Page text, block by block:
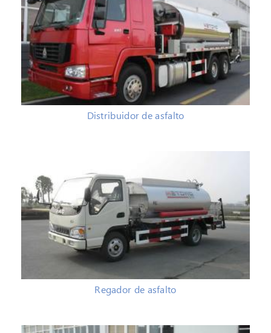
Distribuidor de asfalto
Regador de asfalto